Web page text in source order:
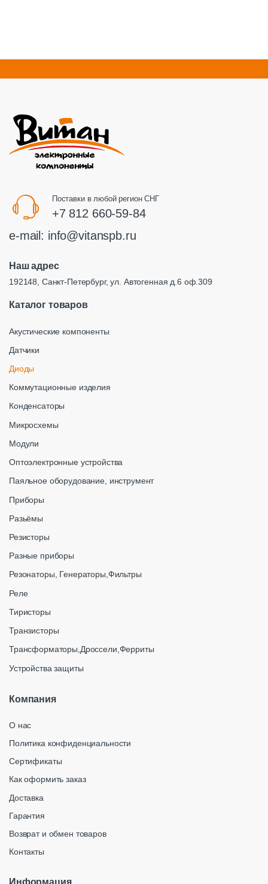
Поставки в любой регион СНГ
+7 812 660-59-84
e-mail: info@vitanspb.ru
Наш адрес
192148, Санкт-Петербург, ул. Автогенная д.6 оф.309
Каталог товаров
Акустические компоненты
Датчики
Диоды
Коммутационные изделия
Конденсаторы
Микросхемы
Модули
Оптоэлектронные устройства
Паяльное оборудование, инструмент
Приборы
Разьёмы
Резисторы
Разные приборы
Резонаторы, Генераторы,Фильтры
Реле
Тиристоры
Транзисторы
Трансформаторы,Дроссели,Ферриты
Устройства защиты
Компания
О нас
Политика конфиденциальности
Сертификаты
Как оформить заказ
Доставка
Гарантия
Возврат и обмен товаров
Контакты